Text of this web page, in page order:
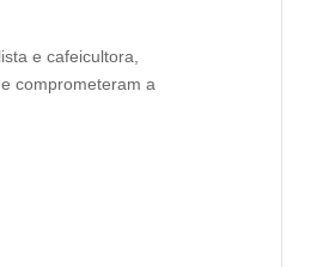
e cafeicultora,
comprometeram a